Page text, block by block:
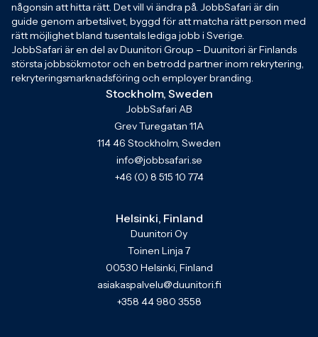
någonsin att hitta rätt. Det vill vi ändra på. JobbSafari är din
guide genom arbetslivet, byggd för att matcha rätt person med
rätt möjlighet bland tusentals lediga jobb i Sverige.
JobbSafari är en del av Duunitori Group – Duunitori är Finlands
största jobbsökmotor och en betrodd partner inom rekrytering,
rekryteringsmarknadsföring och employer branding.
Stockholm, Sweden
JobbSafari AB
Grev Turegatan 11A
114 46 Stockholm, Sweden
info@jobbsafari.se
+46 (0) 8 515 10 774
Helsinki, Finland
Duunitori Oy
Toinen Linja 7
00530 Helsinki, Finland
asiakaspalvelu@duunitori.fi
+358 44 980 3558